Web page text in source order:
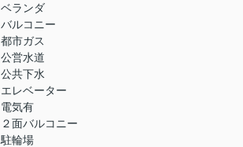
ベランダ
バルコニー
都市ガス
公営水道
公共下水
エレベーター
電気有
２面バルコニー
駐輪場